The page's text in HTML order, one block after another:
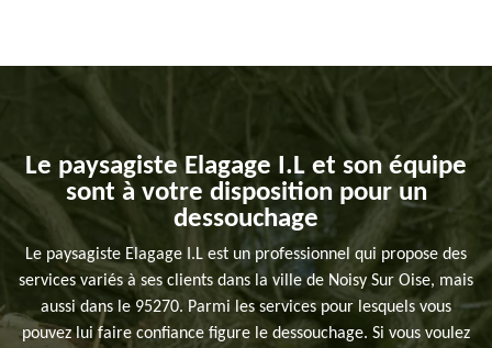
Le paysagiste Elagage I.L et son équipe
sont à votre disposition pour un
dessouchage
Le paysagiste Elagage I.L est un professionnel qui propose des
services variés à ses clients dans la ville de Noisy Sur Oise, mais
aussi dans le 95270. Parmi les services pour lesquels vous
pouvez lui faire confiance figure le dessouchage. Si vous voulez